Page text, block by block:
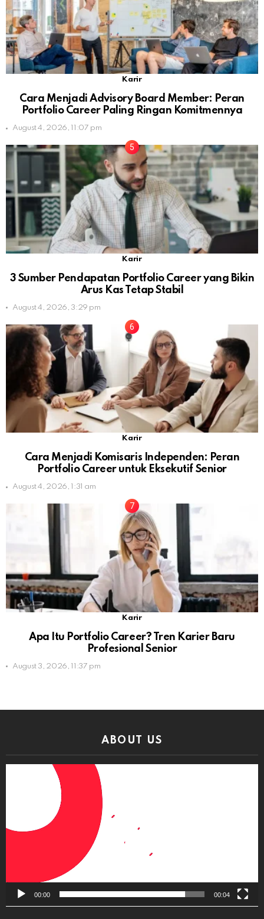
Karir
Cara Menjadi Advisory Board Member: Peran
Portfolio Career Paling Ringan Komitmennya
August 4, 2026, 11:07 pm
Karir
3 Sumber Pendapatan Portfolio Career yang Bikin
Arus Kas Tetap Stabil
August 4, 2026, 3:29 pm
Karir
Cara Menjadi Komisaris Independen: Peran
Portfolio Career untuk Eksekutif Senior
August 4, 2026, 1:31 am
Karir
Apa Itu Portfolio Career? Tren Karier Baru
Profesional Senior
August 3, 2026, 11:37 pm
ABOUT US
00:00 00:04